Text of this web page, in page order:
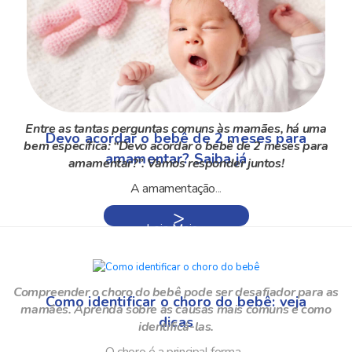
Devo acordar o bebê de 2 meses para
amamentar? Saiba já
Entre as tantas perguntas comuns às mamães, há uma
bem específica: “Devo acordar o bebê de 2 meses para
amamentar?”. Vamos responder juntos!
A amamentação...
Leia Mais »
Como identificar o choro do bebê: veja
dicas
Compreender o choro do bebê pode ser desafiador para as
mamães. Aprenda sobre as causas mais comuns e como
identificá-las.